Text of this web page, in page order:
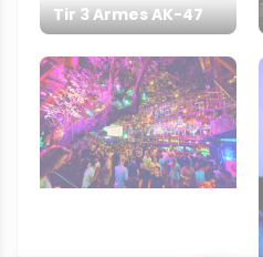
Tir 3 Armes AK-47